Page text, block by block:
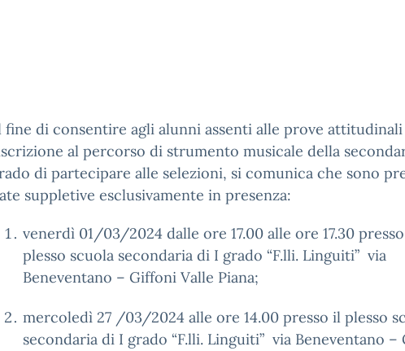
fine di consentire agli alunni assenti alle prove
al percorso di strumento musicale della
di partecipare alle selezioni, si comunica che sono
suppletive esclusivamente in presenza:
venerdì 01/03/2024 dalle ore 17.00 alle ore 17.30
plesso scuola secondaria di I grado “F.lli. Linguiti” via
Beneventano – Giffoni Valle Piana;
mercoledì 27 /03/2024 alle ore 14.00 presso il plesso
secondaria di I grado “F.lli. Linguiti” via Beneventano –